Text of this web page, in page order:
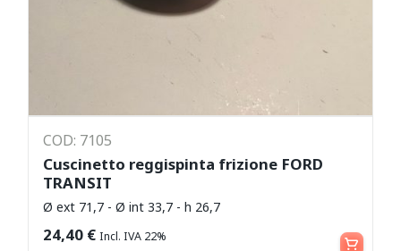
COD: 7105
Cuscinetto reggispinta frizione FORD
TRANSIT
Ø ext 71,7 - Ø int 33,7 - h 26,7
24,40 € Incl. IVA 22% Aggiungi al carrello